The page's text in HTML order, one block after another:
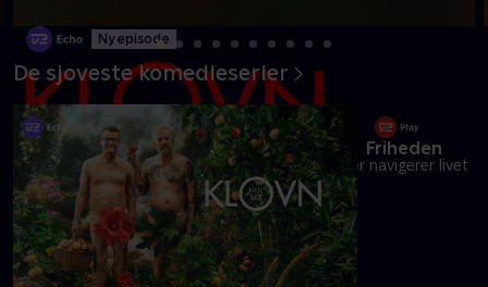
Ny episode
Danmarks pinligste makkerpar Frank og Casper navigerer livet
med tvivlsom succes
Mere info
De sjoveste komedieserier
Friheden